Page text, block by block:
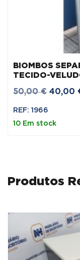
BIOMBOS
TECIDO-
50,00€ O
40,00
REF: 1966
10 Em stock
Produtos